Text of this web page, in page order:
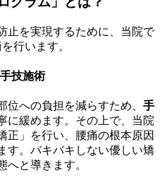
止を実現するために、当院で
行います。
技施術
位への負担を減らすため、 手
に緩めます。その上で、当院
正」を行い、腰痛の根本原因
す。バキバキしない優しい矯
へと導きます。